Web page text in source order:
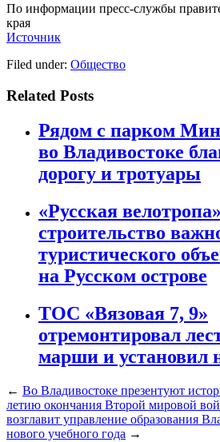
По информации пресс-службы
края
Источник
Filed under: Общество
Related Posts
Рядом с парком
во Владивостоке
дорогу и тротуары
«Русская
строительство
туристического
на Русском острове
ТОС «Вязовая 7, 9»
отремонтировал
марши и установил
← Во Владивостоке презентуют
летию окончания Второй мировой
возглавит управление образования
нового учебного года →